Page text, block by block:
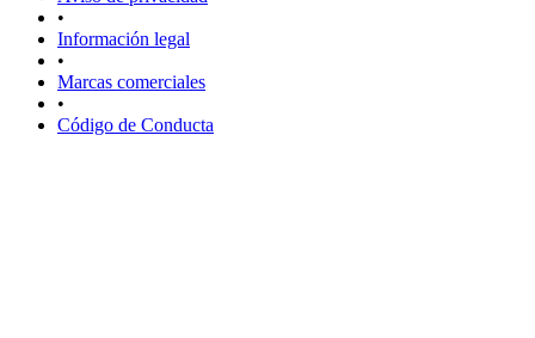
•
Información legal
•
Marcas comerciales
•
Código de Conducta